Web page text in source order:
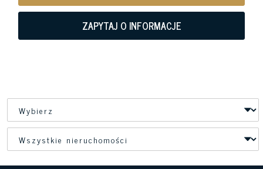
ZAPYTAJ O INFORMACJE